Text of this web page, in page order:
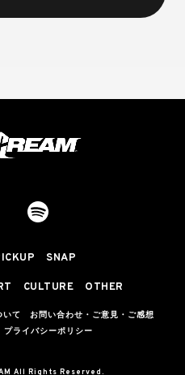
SNAP
CULTURE OTHER
いて
お問い合わせ・ご意見・ご感想
プライバシーポリシー
All Rights Reserved.